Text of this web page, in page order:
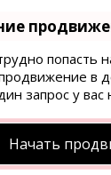
попасть
в
запрос у
Начать